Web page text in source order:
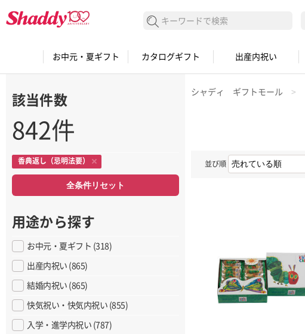
検索する
お中元・夏ギフト カタログギフト 出産内祝い
シャディ ギフトモール
並び順
該当件数
842件
香典返し（忌明法要）
全条件リセット
用途から探す
お中元・夏ギフト (318)
出産内祝い (865)
結婚内祝い (865)
快気祝い・快気内祝い (855)
入学・進学内祝い (787)